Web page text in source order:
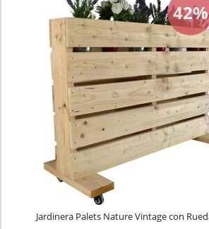
42%
Jardinera Palets Nature Vintage con